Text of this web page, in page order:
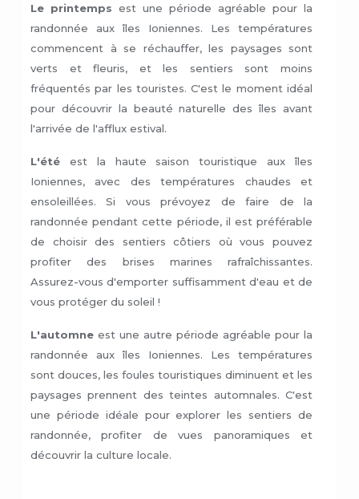
Le printemps est une période agréable pour la
randonnée aux îles Ioniennes. Les températures
commencent à se réchauffer, les paysages sont
verts et fleuris, et les sentiers sont moins
fréquentés par les touristes. C'est le moment idéal
pour découvrir la beauté naturelle des îles avant
l'arrivée de l'afflux estival.
L'été est la haute saison touristique aux îles
Ioniennes, avec des températures chaudes et
ensoleillées. Si vous prévoyez de faire de la
randonnée pendant cette période, il est préférable
de choisir des sentiers côtiers où vous pouvez
profiter des brises marines rafraîchissantes.
Assurez-vous d'emporter suffisamment d'eau et de
vous protéger du soleil !
L'automne est une autre période agréable pour la
randonnée aux îles Ioniennes. Les températures
sont douces, les foules touristiques diminuent et les
paysages prennent des teintes automnales. C'est
une période idéale pour explorer les sentiers de
randonnée, profiter de vues panoramiques et
découvrir la culture locale.